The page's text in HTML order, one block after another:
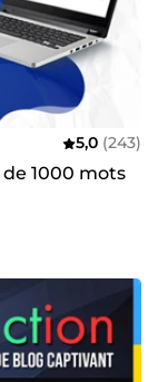
5,0 (243)
1000 mots